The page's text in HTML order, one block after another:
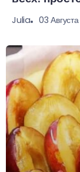
Julia 03